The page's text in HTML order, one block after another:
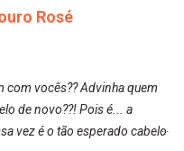
Ainda não tenho
Por enquanto, a
aqui e pelas minhas páginas.
instagram? Instagram. Eu
de Tumblr e nem do We
Rosé
com vocês?? Advinha quem
de novo??! Pois é... a
vez é o tão esperado cabelo